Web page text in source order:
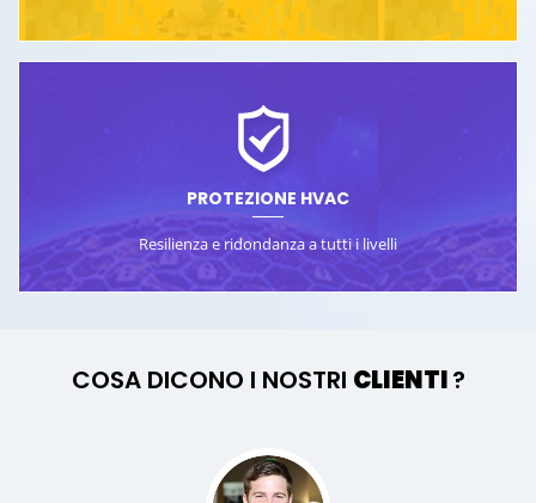
PROTEZIONE HVAC
Resilienza e ridondanza a tutti i livelli
COSA DICONO I NOSTRI CLIENTI?